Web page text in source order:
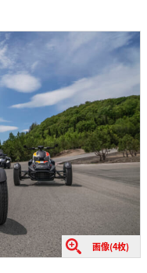
画像(4枚)